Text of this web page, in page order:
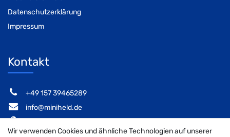
Datenschutzerklärung
Impressum
Kontakt
‭+49 157 39465289‬
info@miniheld.de
Wir verwenden Cookies und ähnliche Technologien auf unserer